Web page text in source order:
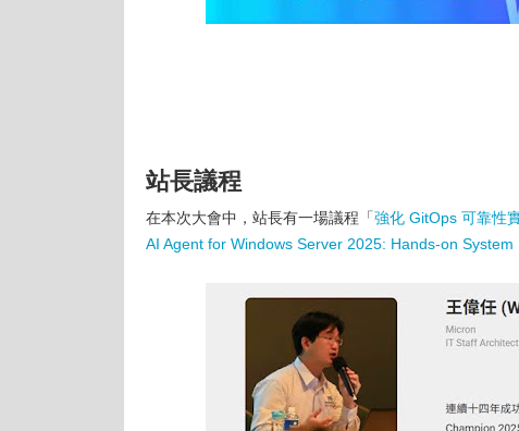
站長議程
在本次大會中，站長有一場議程「強化 GitOps 可靠性
AI Agent for Windows Server 2025: Hands-on